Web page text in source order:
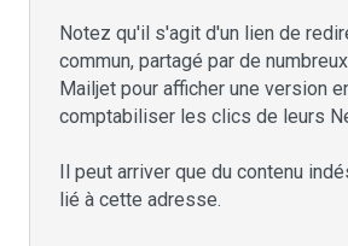
Notez qu'il s'agit d'un lien de
commun, partagé par de
Mailjet pour afficher une version
comptabiliser les clics de leurs
Il peut arriver que du contenu
lié à cette adresse.